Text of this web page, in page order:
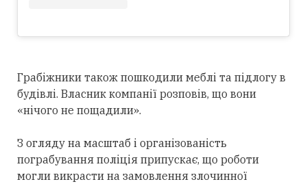
Грабіжники також пошкодили меблі та підлогу в
будівлі. Власник компанії розповів, що вони
«нічого не пощадили».
З огляду на масштаб і організованість
пограбування поліція припускає, що роботи
могли викрасти на замовлення злочинної